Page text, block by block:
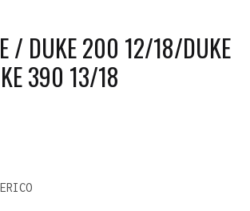
/ DUKE 200 12/18/DUKE
390 13/18